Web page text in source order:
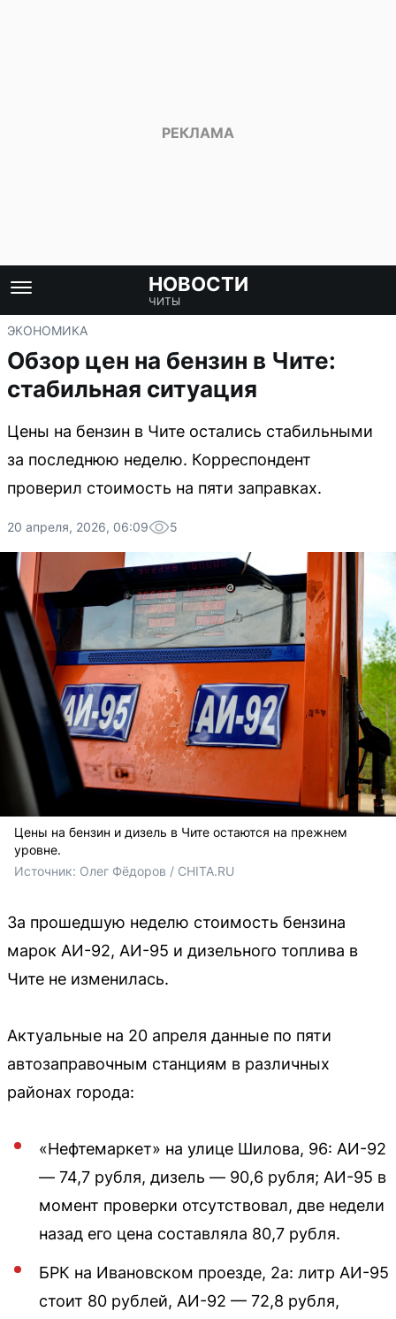
НОВОСТИ
ЧИТЫ
ЭКОНОМИКА
Обзор цен на бензин в Чите:
стабильная ситуация
Цены на бензин в Чите остались стабильными
за последнюю неделю. Корреспондент
проверил стоимость на пяти заправках.
20 апреля, 2026, 06:09 5
Цены на бензин и дизель в Чите остаются на прежнем
уровне.
Источник: Олег Фёдоров / CHITA.RU
За прошедшую неделю стоимость бензина
марок АИ-92, АИ-95 и дизельного топлива в
Чите не изменилась.
Актуальные на 20 апреля данные по пяти
автозаправочным станциям в различных
районах города:
«Нефтемаркет» на улице Шилова, 96: АИ-92
— 74,7 рубля, дизель — 90,6 рубля; АИ-95 в
момент проверки отсутствовал, две недели
назад его цена составляла 80,7 рубля.
БРК на Ивановском проезде, 2а: литр АИ-95
стоит 80 рублей, АИ-92 — 72,8 рубля,